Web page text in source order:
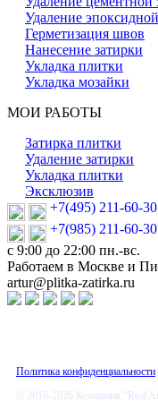
Удаление
Герметизация швов
Нанесение затирки
Укладка плитки
Укладка мозайки
МОИ РАБОТЫ
Затирка плитки
Удаление затирки
Укладка плитки
Эксклюзив
+7(495) 211-60-30
+7(985) 211-60-30
с 9:00 до 22:00 пн.-вс.
Работаем в Москве и
artur@plitka-zatirka.ru
Политика конфиденциальности
© 2016-2026 Компания "Real